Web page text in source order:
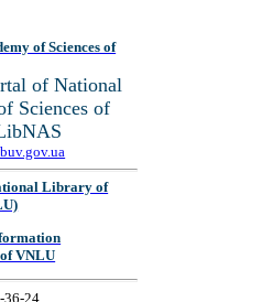
of Sciences of
of National
Sciences of
Library of
VNLU
36-24